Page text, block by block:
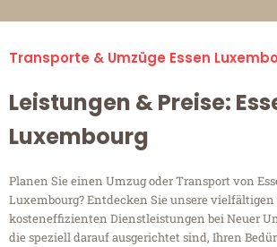
Transporte & Umzüge Essen
Leistungen & Preise:
Luxembourg
Planen Sie einen Umzug oder Transport von
Luxembourg? Entdecken Sie unsere
kosteneffizienten Dienstleistungen bei Neuer
die speziell darauf ausgerichtet sind, Ihren